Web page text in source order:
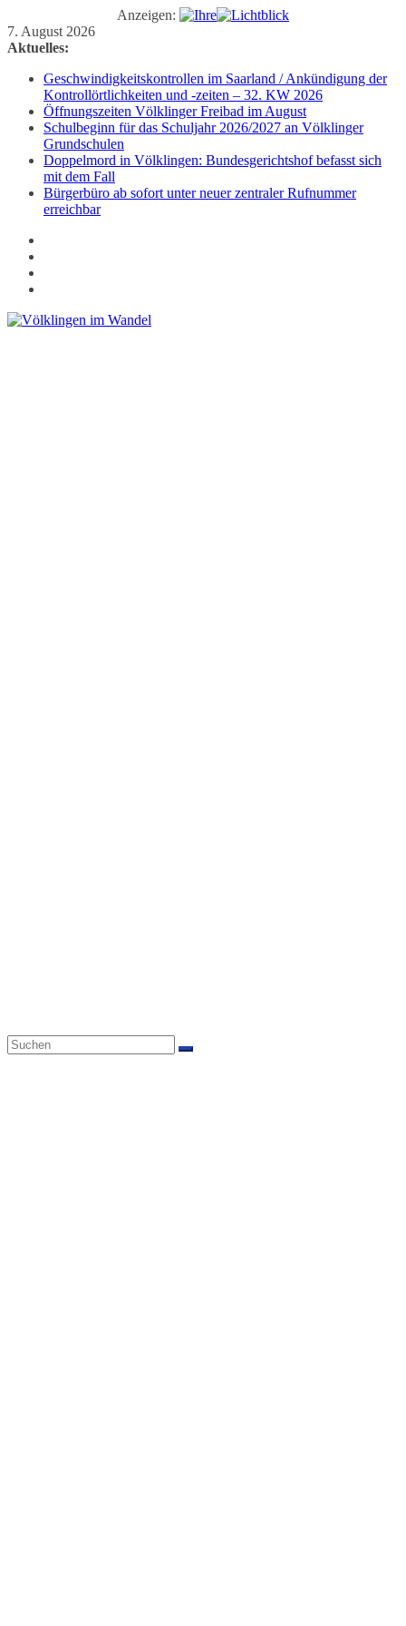
Anzeigen:
Zum
Inhalt
7. August 2026
Aktuelles:
Geschwindigkeitskontrollen im Saarland / Ankündigung der
Kontrollörtlichkeiten und -zeiten – 32. KW 2026
Öffnungszeiten Völklinger Freibad im August
Schulbeginn für das Schuljahr 2026/2027 an Völklinger
Grundschulen
Doppelmord in Völklingen: Bundesgerichtshof befasst sich
mit dem Fall
Bürgerbüro ab sofort unter neuer zentraler Rufnummer
erreichbar